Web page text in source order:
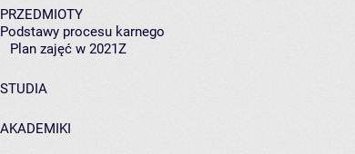
PRZEDMIOTY
Podstawy procesu karnego
Plan zajęć w 2021Z
STUDIA
AKADEMIKI